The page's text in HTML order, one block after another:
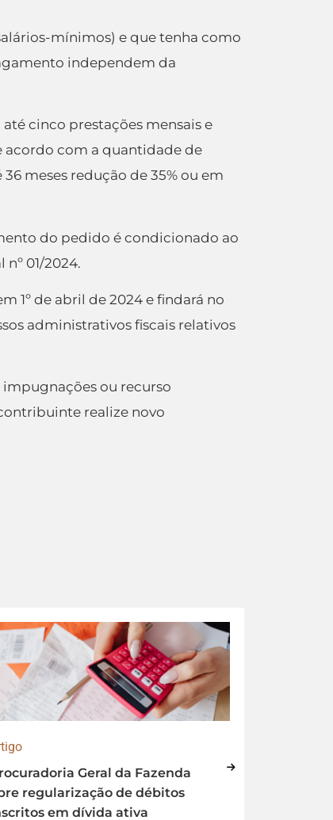
mínimos) e que tenha como
independem da
cinco prestações mensais e
acordo com a quantidade de
meses redução de 35% ou em
do pedido é condicionado ao
01/2024.
1º de abril de 2024 e findará no
administrativos fiscais relativos
ou recurso
realize novo
Geral da Fazenda
regularização de débitos
em dívida ativa